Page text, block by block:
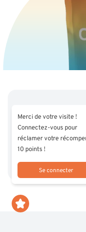
Iskoristite
Merci de votre visite !
Connectez-vous pour
réclamer votre
10 points !
Se connecter